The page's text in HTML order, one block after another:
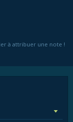
à attribuer une note !